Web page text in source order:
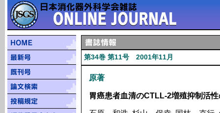
第34巻 第11号 2001年11月
原著
胃癌患者血清のCTLL-2増殖抑制活